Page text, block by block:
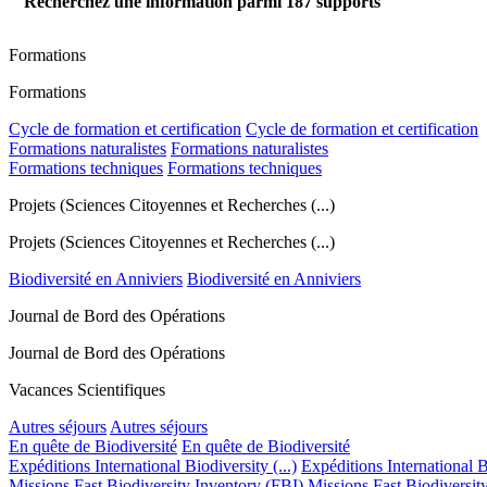
Formations
Formations
Cycle de formation et certification Cycle de formation et certification
Formations naturalistes Formations naturalistes
Formations techniques Formations techniques
Projets (Sciences Citoyennes et Recherches (...)
Projets (Sciences Citoyennes et Recherches (...)
Biodiversité en Anniviers Biodiversité en Anniviers
Journal de Bord des Opérations
Journal de Bord des Opérations
Vacances Scientifiques
Autres séjours Autres séjours
En quête de Biodiversité En quête de Biodiversité
Expéditions International Biodiversity (...) Expéditions International